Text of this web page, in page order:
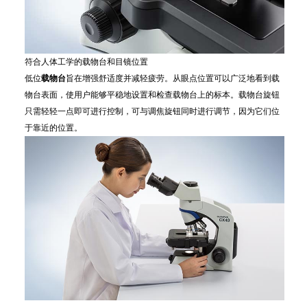
符合人体工学的载物台和目镜位置
低位载物台旨在增强舒适度并减轻疲劳。从眼点位置可以广泛地看到载
物台表面，使用户能够平稳地设置和检查载物台上的标本。载物台旋钮
只需轻轻一点即可进行控制，可与调焦旋钮同时进行调节，因为它们位
于靠近的位置。